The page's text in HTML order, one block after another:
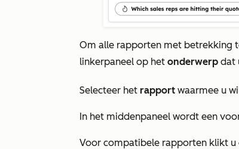
Om alle rapporten met betrekking
linkerpaneel op het onderwerp dat
Selecteer het rapport waarmee u
In het middenpaneel wordt een
Voor compatibele rapporten klikt u